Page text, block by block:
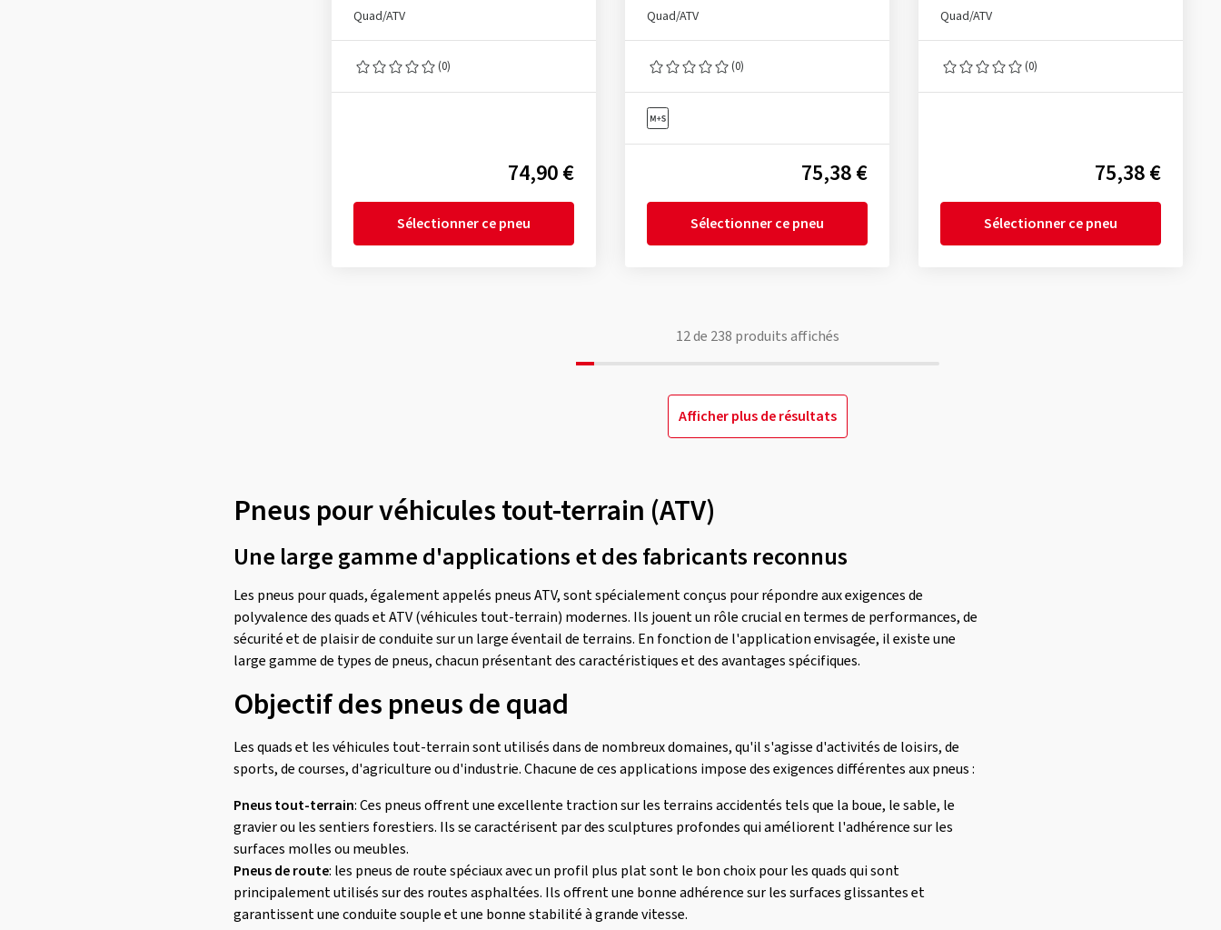
Quad/ATV
(0)
74,90 €
Sélectionner ce pneu
Quad/ATV
(0)
75,38 €
Sélectionner ce pneu
Quad/ATV
(0)
75,38 €
Sélectionner ce pneu
12de 238 produits affichés
Afficher plus de résultats
Pneus pour véhicules tout-terrain (ATV)
Une large gamme d'applications et des fabricants reconnus
Les pneus pour quads, également appelés pneus ATV, sont spécialement conçus pour répondre aux exigences de
polyvalence des quads et ATV (véhicules tout-terrain) modernes. Ils jouent un rôle crucial en termes de performances, de
sécurité et de plaisir de conduite sur un large éventail de terrains. En fonction de l'application envisagée, il existe une
large gamme de types de pneus, chacun présentant des caractéristiques et des avantages spécifiques.
Objectif des pneus de quad
Les quads et les véhicules tout-terrain sont utilisés dans de nombreux domaines, qu'il s'agisse d'activités de loisirs, de
sports, de courses, d'agriculture ou d'industrie. Chacune de ces applications impose des exigences différentes aux pneus :
Pneus tout-terrain: Ces pneus offrent une excellente traction sur les terrains accidentés tels que la boue, le sable, le
gravier ou les sentiers forestiers. Ils se caractérisent par des sculptures profondes qui améliorent l'adhérence sur les
surfaces molles ou meubles.
Pneus de route: les pneus de route spéciaux avec un profil plus plat sont le bon choix pour les quads qui sont
principalement utilisés sur des routes asphaltées. Ils offrent une bonne adhérence sur les surfaces glissantes et
garantissent une conduite souple et une bonne stabilité à grande vitesse.